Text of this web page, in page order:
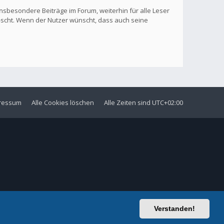
Verstanden!
Beiträge im Forum, weiterhin für alle Leser
Wenn der Nutzer wünscht, dass auch seine
Alle Zeiten sind UTC+02:00
Alle Cookies löschen